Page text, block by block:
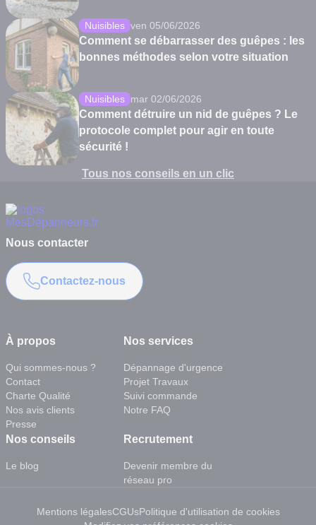
Nuisibles ven 05/06/2026
Comment se débarrasser des guêpes : les
bonnes méthodes selon votre situation
Nuisibles mar 02/06/2026
Comment détruire un nid de guêpes ? Le
protocole complet pour agir en toute
sécurité !
Tous nos conseils en un clic
À propos
Qui sommes-nous ?
Contact
Charte Qualité
Nos avis clients
Presse
Nos services
Dépannage d'urgence
Projet Travaux
Suivi commande
Notre FAQ
Nos conseils
Le blog
Recrutement
Devenir membre du
réseau pro
Nous contacter
Contactez-nous
Mentions légalesCGUsPolitique d'utilisation de cookies